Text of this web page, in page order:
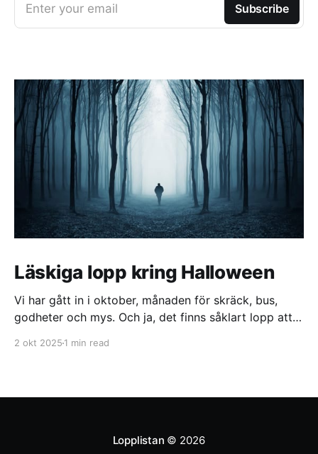
Enter your email Subscribe
Läskiga lopp kring Halloween
Vi har gått in i oktober, månaden för skräck, bus,
godheter och mys. Och ja, det finns såklart lopp att
2 okt 2025 1 min read
Lopplistan © 2026